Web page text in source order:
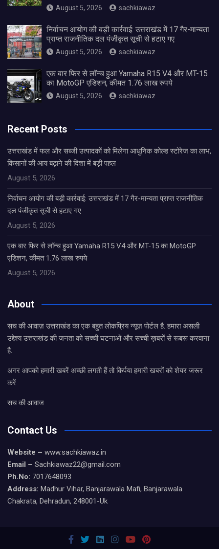
August 5, 2026 sachkiawaz
निर्वाचन आयोग की बड़ी कार्रवाई: उत्तराखंड में 17 गैर-मान्यता
प्राप्त राजनीतिक दल पंजीकृत सूची से हटाए गए
August 5, 2026 sachkiawaz
एक बार फिर से लॉन्च हुआ Yamaha R15 V4 और MT-15
का MotoGP एडिशन, कीमत 1.76 लाख रुपये
August 5, 2026 sachkiawaz
Recent Posts
उत्तराखंड में फल और सब्जी उत्पादकों को मिलेगा आधुनिक कोल्ड स्टोरेज का लाभ,
किसानों की आय बढ़ाने की दिशा में बड़ी पहल
August 5, 2026
निर्वाचन आयोग की बड़ी कार्रवाई: उत्तराखंड में 17 गैर-मान्यता प्राप्त राजनीतिक
दल पंजीकृत सूची से हटाए गए
August 5, 2026
एक बार फिर से लॉन्च हुआ Yamaha R15 V4 और MT-15 का MotoGP
एडिशन, कीमत 1.76 लाख रुपये
August 5, 2026
About
सच की आवाज़ उत्तराखंड का एक बहुत लोकप्रिय न्यूज़ पोर्टल है. हमारा असली
उद्देश्य उत्तराखंड की जनता को सच्ची घटनाओं और सच्ची ख़बरों से रूबरू करवाना
है.
अगर आपको हमारी खबरें अच्छी लगती हैं तो किर्पया हमारी खबरों को शेयर जरूर
करें.
सच की आवाज
Contact Us
Website – www.sachkiawaz.in
Email – Sachkiawaz22@gmail.com
Ph.No: 7017648093
Address: Madhur Vihar, Banjarawala Mafi, Banjarawala
Chakrata, Dehradun, 248001-Uk